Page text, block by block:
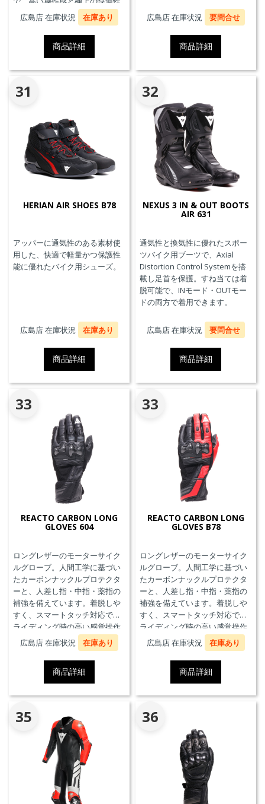
を実現。
広島店 在庫状況 在庫あり
商品詳細
広島店 在庫状況 要問合せ
商品詳細
31
HERIAN AIR SHOES B78
アッパーに通気性のある素材使
用した、快適で軽量かつ保護性
能に優れたバイク用シューズ。
広島店 在庫状況 在庫あり
商品詳細
32
NEXUS 3 IN & OUT BOOTS
AIR 631
通気性と換気性に優れたスポー
ツバイク用ブーツで、Axial
Distortion Control Systemを搭
載し足首を保護。すね当ては着
脱可能で、INモード・OUTモー
ドの両方で着用できます。
広島店 在庫状況 要問合せ
商品詳細
33
REACTO CARBON LONG
GLOVES 604
ロングレザーのモーターサイク
ルグローブ。人間工学に基づい
たカーボンナックルプロテクタ
ーと、人差し指・中指・薬指の
補強を備えています。着脱しや
すく、スマートタッチ対応で、
ライディング時の高い感覚操作
性と抜群の快適性を実現。
広島店 在庫状況 在庫あり
商品詳細
33
REACTO CARBON LONG
GLOVES B78
ロングレザーのモーターサイク
ルグローブ。人間工学に基づい
たカーボンナックルプロテクタ
ーと、人差し指・中指・薬指の
補強を備えています。着脱しや
すく、スマートタッチ対応で、
ライディング時の高い感覚操作
性と抜群の快適性を実現。
広島店 在庫状況 在庫あり
商品詳細
35 36